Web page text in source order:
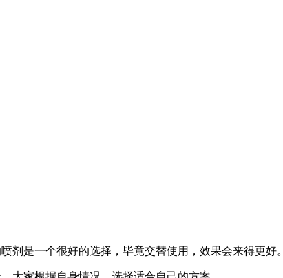
剂是一个很好的选择，毕竟交替使用，效果会来得更好。